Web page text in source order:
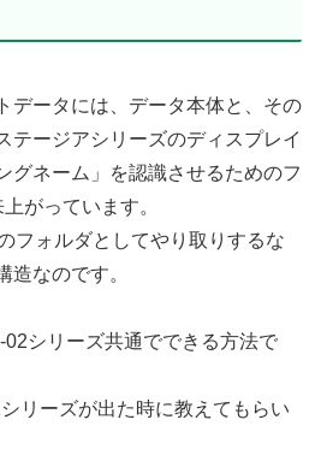
データには、データ本体と、その
テージアシリーズのディスプレイ
グネーム」を認識させるためのフ
がっています。
フォルダとしてやり取りするな
造なのです。
シリーズ共通でできる方法で
リーズが出た時に教えてもらい